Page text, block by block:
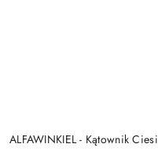
ALFAWINKIEL - Kątownik